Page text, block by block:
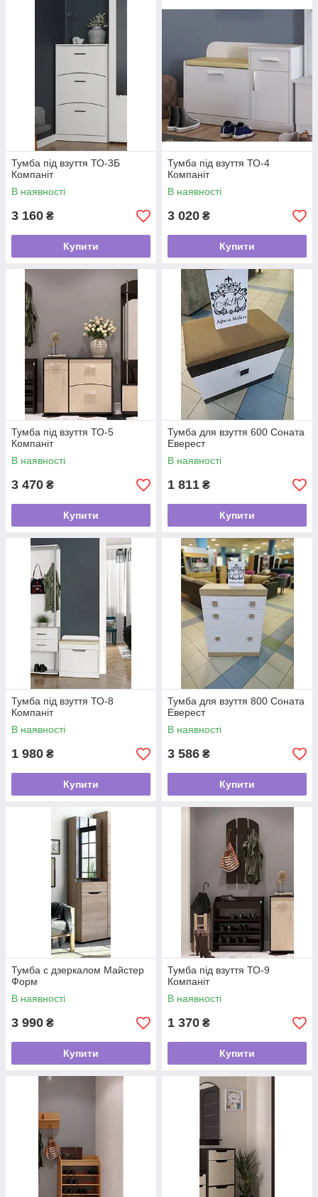
Тумба під взуття ТО-3Б
Компаніт
В наявності
3 160 ₴
Купити
Тумба під взуття ТО-4
Компаніт
В наявності
3 020 ₴
Купити
Тумба під взуття ТО-5
Компаніт
В наявності
3 470 ₴
Купити
Тумба для взуття 600 Соната
Еверест
В наявності
1 811 ₴
Купити
Тумба під взуття ТО-8
Компаніт
В наявності
1 980 ₴
Купити
Тумба для взуття 800 Соната
Еверест
В наявності
3 586 ₴
Купити
Тумба с дзеркалом Майстер
Форм
В наявності
3 990 ₴
Купити
Тумба під взуття ТО-9
Компаніт
В наявності
1 370 ₴
Купити